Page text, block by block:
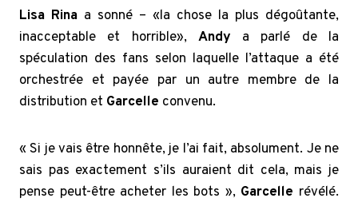
Lisa Rina a sonné – «la chose la plus dégoûtante,
inacceptable et horrible», Andy a parlé de la
spéculation des fans selon laquelle l’attaque a été
orchestrée et payée par un autre membre de la
distribution et Garcelle convenu.
« Si je vais être honnête, je l’ai fait, absolument. Je ne
sais pas exactement s’ils auraient dit cela, mais je
pense peut-être acheter les bots », Garcelle révélé.